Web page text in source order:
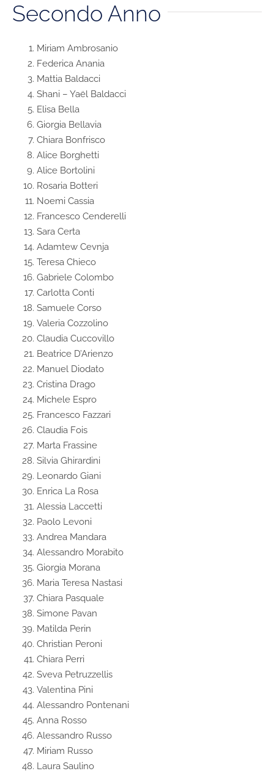
Secondo Anno
Miriam Ambrosanio
Federica Anania
Mattia Baldacci
Shani – Yaël Baldacci
Elisa Bella
Giorgia Bellavia
Chiara Bonfrisco
Alice Borghetti
Alice Bortolini
Rosaria Botteri
Noemi Cassia
Francesco Cenderelli
Sara Certa
Adamtew Cevnja
Teresa Chieco
Gabriele Colombo
Carlotta Conti
Samuele Corso
Valeria Cozzolino
Claudia Cuccovillo
Beatrice D’Arienzo
Manuel Diodato
Cristina Drago
Michele Espro
Francesco Fazzari
Claudia Fois
Marta Frassine
Silvia Ghirardini
Leonardo Giani
Enrica La Rosa
Alessia Laccetti
Paolo Levoni
Andrea Mandara
Alessandro Morabito
Giorgia Morana
Maria Teresa Nastasi
Chiara Pasquale
Simone Pavan
Matilda Perin
Christian Peroni
Chiara Perri
Sveva Petruzzellis
Valentina Pini
Alessandro Pontenani
Anna Rosso
Alessandro Russo
Miriam Russo
Laura Saulino